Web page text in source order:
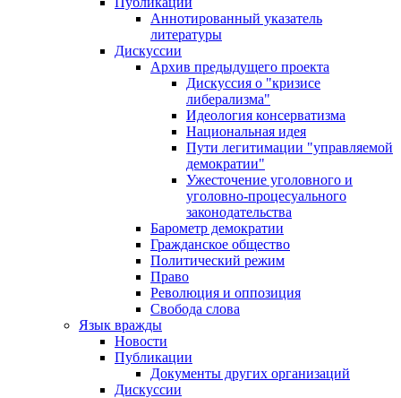
Аннотированный указатель
литературы
Дискуссии
Архив предыдущего проекта
Дискуссия о "кризисе
либерализма"
Идеология консерватизма
Национальная идея
Пути легитимации "управляемой
демократии"
Ужесточение уголовного и
уголовно-процесуального
законодательства
Барометр демократии
Гражданское общество
Политический режим
Право
Революция и оппозиция
Свобода слова
Язык вражды
Новости
Публикации
Документы других организаций
Дискуссии